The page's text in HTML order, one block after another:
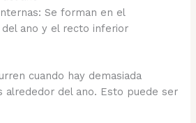
Se forman en el
ano y el recto inferior
cuando hay demasiada
alrededor del ano. Esto puede ser